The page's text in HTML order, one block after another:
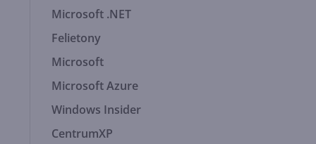
Microsoft .NET
Felietony
Microsoft
Microsoft Azure
Windows Insider
CentrumXP